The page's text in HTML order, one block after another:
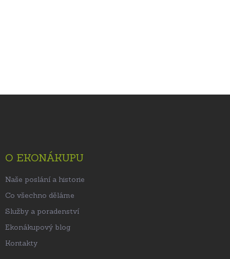
O EKONÁKUPU
Naše poslání a historie
Co všechno děláme
Služby a poradenství
Ekonákupový blog
Kontakty